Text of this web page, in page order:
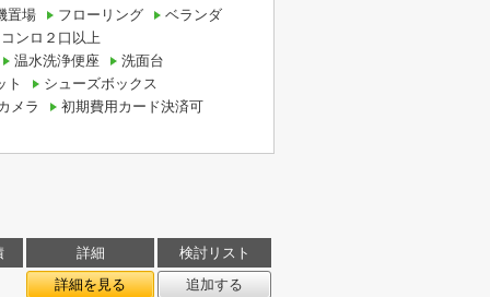
置場 フローリング
ベランダ
コンロ２口以上
温水洗浄便座
洗面台
ト
シューズボックス
メラ
初期費用カード決済可
詳細
検討リスト
詳細を見る
追加する